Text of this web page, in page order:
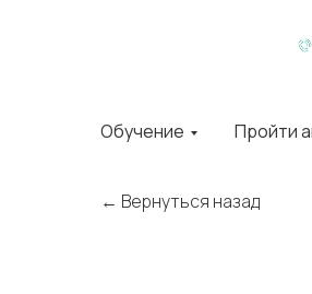
Обучение Пройти
← Вернуться назад